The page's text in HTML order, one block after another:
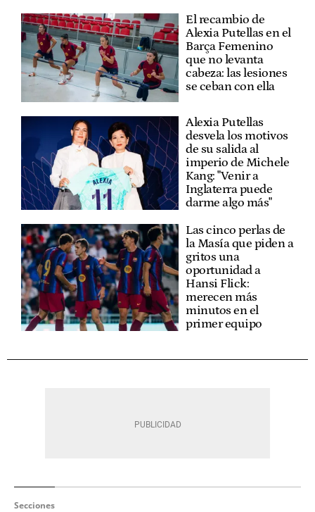
El recambio de
Alexia Putellas en el
Barça Femenino
que no levanta
cabeza: las lesiones
se ceban con ella
Alexia Putellas
desvela los motivos
de su salida al
imperio de Michele
Kang: "Venir a
Inglaterra puede
darme algo más"
Las cinco perlas de
la Masía que piden a
gritos una
oportunidad a
Hansi Flick:
merecen más
minutos en el
primer equipo
Secciones